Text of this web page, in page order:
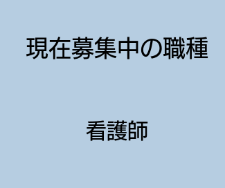
現在募集中の職種
​看護師